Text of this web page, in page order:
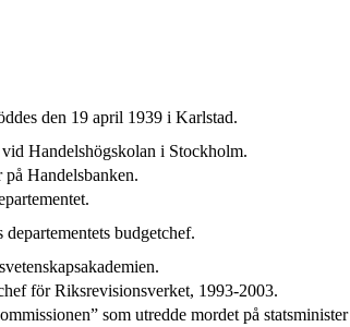
den 19 april 1939 i Karlstad.
Handelshögskolan i Stockholm.
Handelsbanken.
departementets budgetchef.
för Riksrevisionsverket, 1993-2003.
som utredde mordet på statsminister